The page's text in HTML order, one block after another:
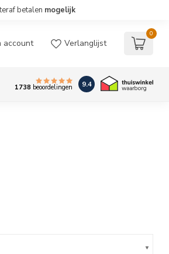
betalen mogelijk
account Verlanglijst
0
1738 beoordelingen 9.4